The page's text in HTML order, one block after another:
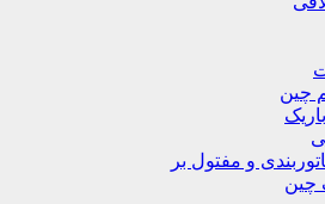
چین
و مفتول بر
چین